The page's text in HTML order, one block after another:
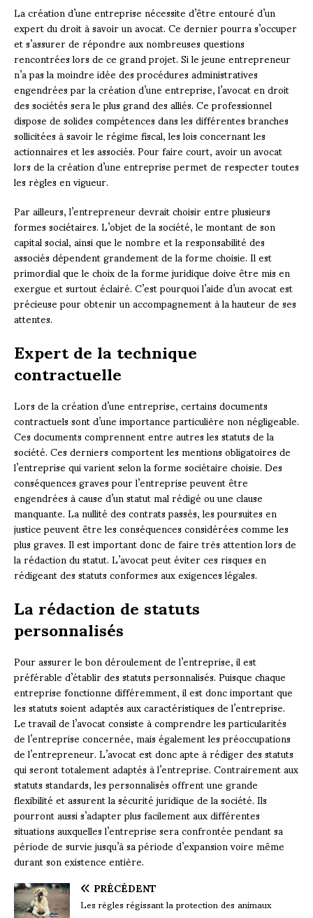
La création d’une entreprise nécessite d’être entouré d’un
expert du droit à savoir un avocat. Ce dernier pourra s’occuper
et s’assurer de répondre aux nombreuses questions
rencontrées lors de ce grand projet. Si le jeune entrepreneur
n’a pas la moindre idée des procédures administratives
engendrées par la création d’une entreprise, l’avocat en droit
des sociétés sera le plus grand des alliés. Ce professionnel
dispose de solides compétences dans les différentes branches
sollicitées à savoir le régime fiscal, les lois concernant les
actionnaires et les associés. Pour faire court, avoir un avocat
lors de la création d’une entreprise permet de respecter toutes
les règles en vigueur.
Par ailleurs, l’entrepreneur devrait choisir entre plusieurs
formes sociétaires. L’objet de la société, le montant de son
capital social, ainsi que le nombre et la responsabilité des
associés dépendent grandement de la forme choisie. Il est
primordial que le choix de la forme juridique doive être mis en
exergue et surtout éclairé. C’est pourquoi l’aide d’un avocat est
précieuse pour obtenir un accompagnement à la hauteur de ses
attentes.
Expert de la technique
contractuelle
Lors de la création d’une entreprise, certains documents
contractuels sont d’une importance particulière non négligeable.
Ces documents comprennent entre autres les statuts de la
société. Ces derniers comportent les mentions obligatoires de
l’entreprise qui varient selon la forme sociétaire choisie. Des
conséquences graves pour l’entreprise peuvent être
engendrées à cause d’un statut mal rédigé ou une clause
manquante. La nullité des contrats passés, les poursuites en
justice peuvent être les conséquences considérées comme les
plus graves. Il est important donc de faire très attention lors de
la rédaction du statut. L’avocat peut éviter ces risques en
rédigeant des statuts conformes aux exigences légales.
La rédaction de statuts
personnalisés
Pour assurer le bon déroulement de l’entreprise, il est
préférable d’établir des statuts personnalisés. Puisque chaque
entreprise fonctionne différemment, il est donc important que
les statuts soient adaptés aux caractéristiques de l’entreprise.
Le travail de l’avocat consiste à comprendre les particularités
de l’entreprise concernée, mais également les préoccupations
de l’entrepreneur. L’avocat est donc apte à rédiger des statuts
qui seront totalement adaptés à l’entreprise. Contrairement aux
statuts standards, les personnalisés offrent une grande
flexibilité et assurent la sécurité juridique de la société. Ils
pourront aussi s’adapter plus facilement aux différentes
situations auxquelles l’entreprise sera confrontée pendant sa
période de survie jusqu’à sa période d’expansion voire même
durant son existence entière.
PRÉCÉDENT
Les règles régissant la protection des animaux